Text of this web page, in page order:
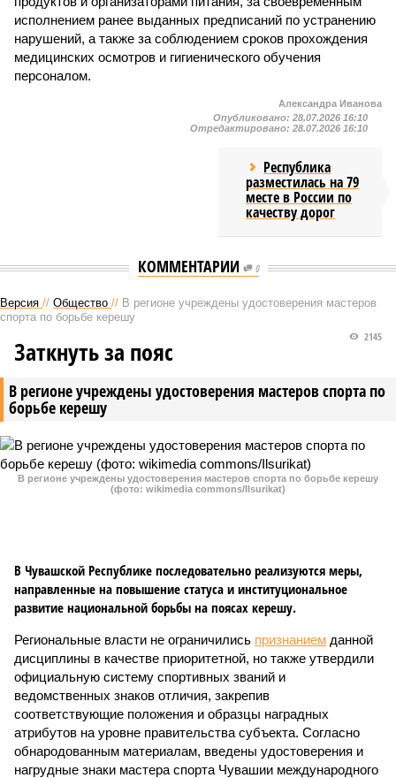
исполнением ранее выданных предписаний по устранению
нарушений, а также за соблюдением сроков прохождения
медицинских осмотров и гигиенического обучения
персоналом.
Александра Иванова
Опубликовано: 28.07.2026 16:10
Отредактировано: 28.07.2026 16:10
Республика
разместилась на 79
месте в России по
качеству дорог
КОММЕНТАРИИ 0
Версия // Общество // В регионе учреждены удостоверения мастеров
спорта по борьбе керешу
В регионе учреждены удостоверения мастеров спорта по
борьбе керешу
2145
Заткнуть за пояс
В регионе учреждены удостоверения мастеров спорта по борьбе керешу
(фото: wikimedia commons/Ilsurikat)
В Чувашской Республике последовательно реализуются меры,
направленные на повышение статуса и институциональное
развитие национальной борьбы на поясах керешу.
Региональные власти не ограничились признанием данной
дисциплины в качестве приоритетной, но также утвердили
официальную систему спортивных званий и
ведомственных знаков отличия, закрепив
соответствующие положения и образцы наградных
атрибутов на уровне правительства субъекта. Согласно
обнародованным материалам, введены удостоверения и
нагрудные знаки мастера спорта Чувашии международного